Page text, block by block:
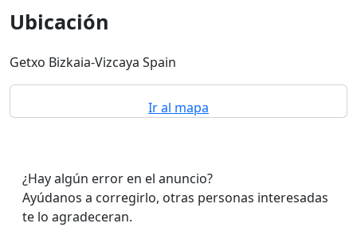
Ubicación
Getxo Bizkaia-Vizcaya Spain
Ir al mapa
¿Hay algún error en el anuncio?
Ayúdanos a corregirlo, otras personas interesadas
te lo agradeceran.